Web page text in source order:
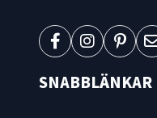
SNABBLÄNKAR